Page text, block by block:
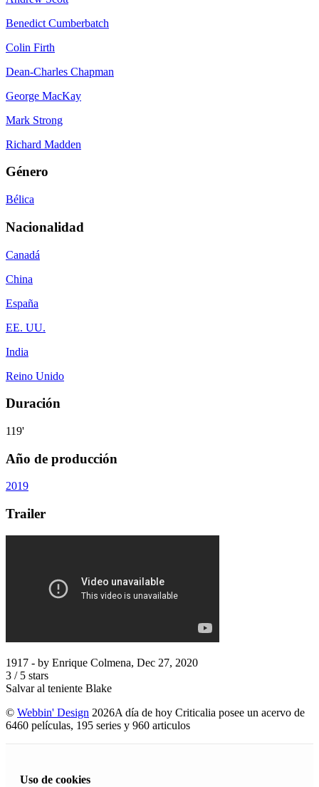
Benedict Cumberbatch
Colin Firth
Dean-Charles Chapman
George MacKay
Mark Strong
Richard Madden
Género
Bélica
Nacionalidad
Canadá
China
España
EE. UU.
India
Reino Unido
Duración
119'
Año de producción
2019
Trailer
1917 - by Enrique Colmena, Dec 27, 2020
3 / 5 stars
Salvar al teniente Blake
© Webbin' Design 2026A día de hoy Criticalia posee un acervo de
6460 películas, 195 series y 960 articulos
Uso de cookies